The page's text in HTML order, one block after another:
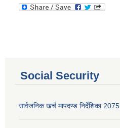
Social Security
सार्वजनिक खर्च मापदण्ड निर्देशिका 2075